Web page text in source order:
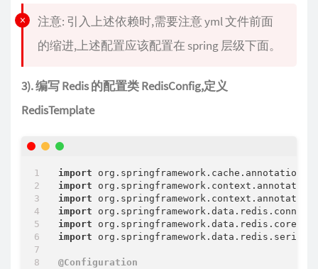
注意: 引入上述依赖时,需要注意 yml 文件前面
的缩进,上述配置应该配置在 spring 层级下面。
3). 编写 Redis 的配置类 RedisConfig,定义
RedisTemplate
import
import
import
import
import
import
@Configuration